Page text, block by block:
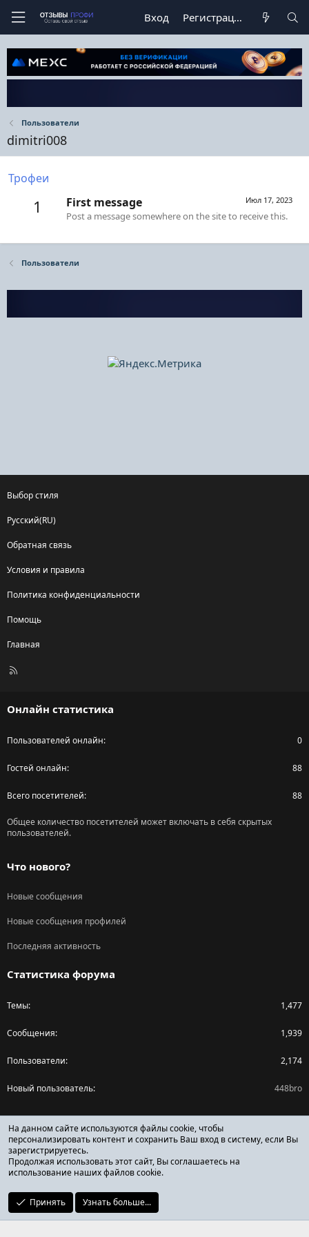
Вход Регистрация
Пользователи
dimitri008
Трофеи
1 Июл 17, 2023
First message
Post a message somewhere on the site to receive this.
Пользователи
Выбор стиля
Русский(RU)
Обратная связь
Условия и правила
Политика конфиденциальности
Помощь
Главная
R
Онлайн статистика
Пользователей онлайн 0
Гостей онлайн 88
Всего посетителей 88
Общее количество посетителей может включать в себя скрытых
пользователей.
Что нового?
Новые сообщения
Новые сообщения профилей
Последняя активность
Статистика форума
Темы 1,477
Сообщения 1,939
Пользователи 2,174
Новый пользователь 448bro
Поделиться страницей
Facebook
X (Twitter)
Reddit
ОТЗЫВЫ ОНЛАЙН ФОРУМ
На данном сайте используются файлы cookie, чтобы
персонализировать контент и сохранить Ваш вход в систему, если Вы
зарегистрируетесь.
Продолжая использовать этот сайт, Вы соглашаетесь на
использование наших файлов cookie.
Принять Узнать больше...